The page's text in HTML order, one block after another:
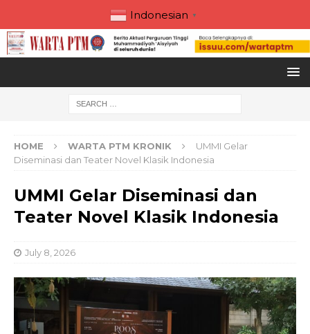
Indonesian ▼
HOME WARTA PTM KRONIK
UMMI Gelar
Diseminasi dan Teater Novel Klasik Indonesia
UMMI Gelar Diseminasi dan
Teater Novel Klasik Indonesia
July 8, 2026